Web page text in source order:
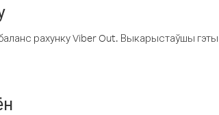
рахунку Viber Out. Выкарыстаўшы